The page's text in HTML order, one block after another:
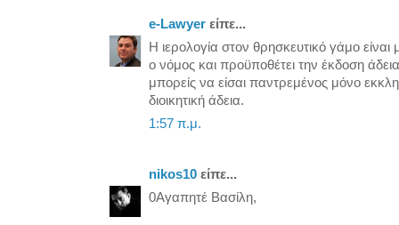
e-Lawyer είπε...
Η ιερολογία στον θρησκευτικό γάμο
ο νόμος και προϋποθέτει την έκδοση
μπορείς να είσαι παντρεμένος μόνο
διοικητική άδεια.
1:57 π.μ.
nikos10 είπε...
0Αγαπητέ Βασίλη,